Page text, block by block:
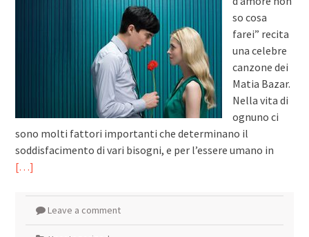
so cosa
farei” recita
una celebre
canzone dei
Matia Bazar.
Nella vita di
ognuno ci
sono molti fattori importanti che determinano il
soddisfacimento di vari bisogni, e per l’essere umano in
[…]
Leave a comment